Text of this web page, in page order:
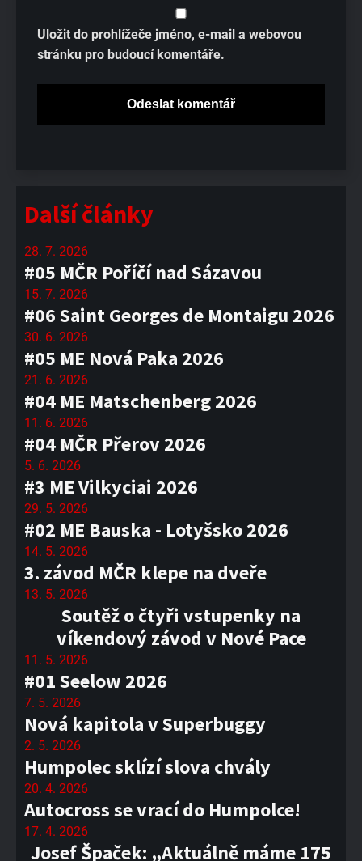
Uložit do prohlížeče jméno, e-mail a webovou
stránku pro budoucí komentáře.
Další články
28. 7. 2026
#05 MČR Poříčí nad Sázavou
15. 7. 2026
#06 Saint Georges de Montaigu 2026
30. 6. 2026
#05 ME Nová Paka 2026
21. 6. 2026
#04 ME Matschenberg 2026
11. 6. 2026
#04 MČR Přerov 2026
5. 6. 2026
#3 ME Vilkyciai 2026
29. 5. 2026
#02 ME Bauska - Lotyšsko 2026
14. 5. 2026
3. závod MČR klepe na dveře
13. 5. 2026
Soutěž o čtyři vstupenky na
víkendový závod v Nové Pace
11. 5. 2026
#01 Seelow 2026
7. 5. 2026
Nová kapitola v Superbuggy
2. 5. 2026
Humpolec sklízí slova chvály
20. 4. 2026
Autocross se vrací do Humpolce!
17. 4. 2026
Josef Špaček: „Aktuálně máme 175